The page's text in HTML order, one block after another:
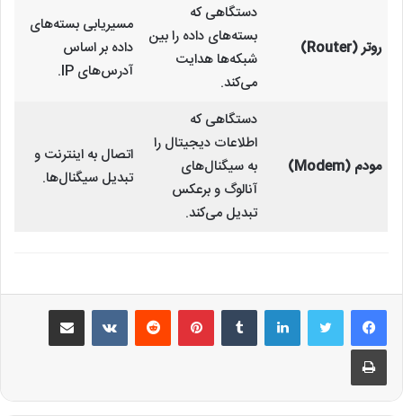
روتر (Router)
دستگاهی که
بسته‌های داده را بین
شبکه‌ها هدایت
می‌کند.
مسیریابی بسته‌های
داده بر اساس
آدرس‌های IP.
مودم (Modem)
دستگاهی که
اطلاعات دیجیتال را
به سیگنال‌های
آنالوگ و برعکس
تبدیل می‌کند.
اتصال به اینترنت و
تبدیل سیگنال‌ها.
لینکدین ‫تامبلر ‫پین‌ترست‫رددیت ‫VKontakteاشتراک گذاری از طریق ایمیل
چاپ